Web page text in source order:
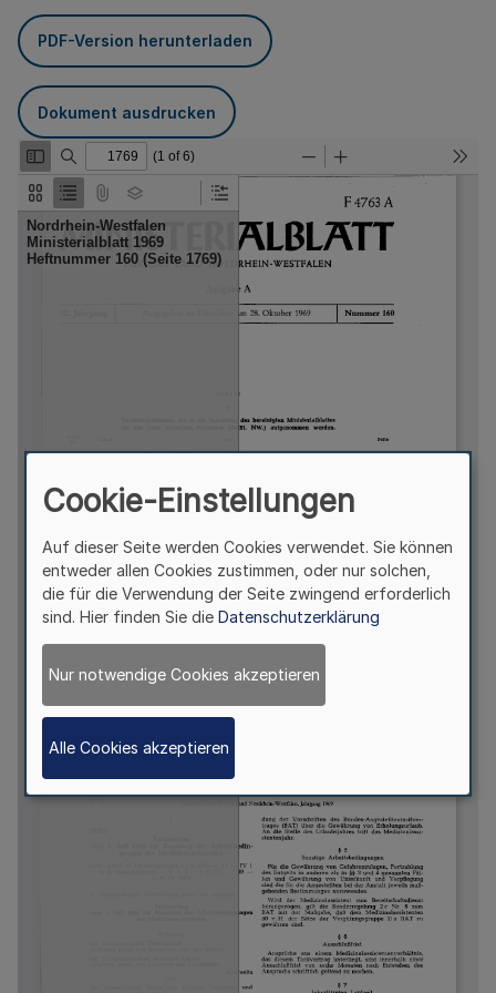
PDF-Version herunterladen
Dokument ausdrucken
Cookie-Einstellungen
Auf dieser Seite werden Cookies verwendet. Sie können
entweder allen Cookies zustimmen, oder nur solchen,
die für die Verwendung der Seite zwingend erforderlich
sind. Hier finden Sie die Datenschutzerklärung
Nur notwendige Cookies akzeptieren
Alle Cookies akzeptieren